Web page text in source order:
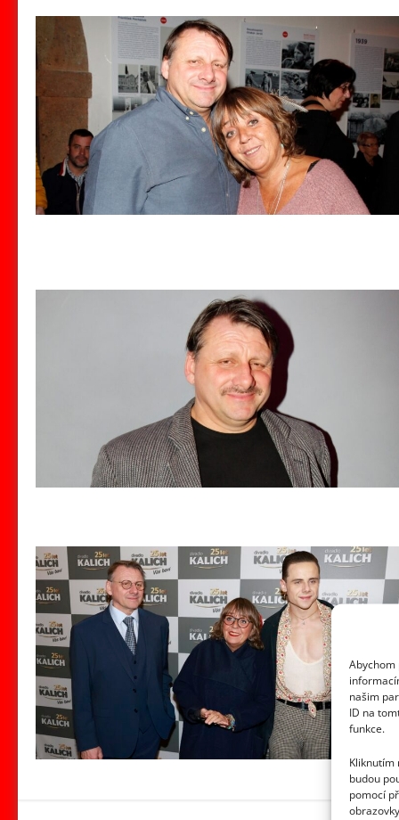
Abychom
našim
ID na
funkce.
Kliknutím
budou
pomocí